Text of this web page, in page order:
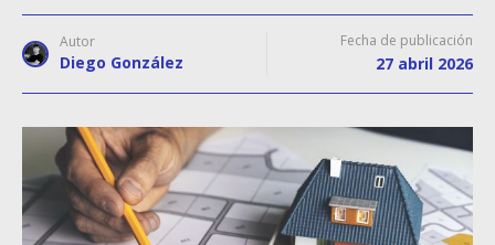
Autor
Diego González
Fecha de publicación
27 abril 2026